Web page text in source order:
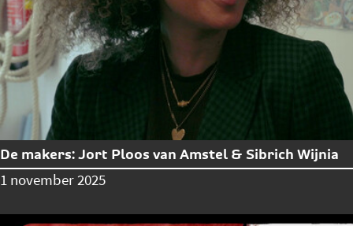
De makers: Jort Ploos van Amstel & Sibrich Wijnia
1 november 2025